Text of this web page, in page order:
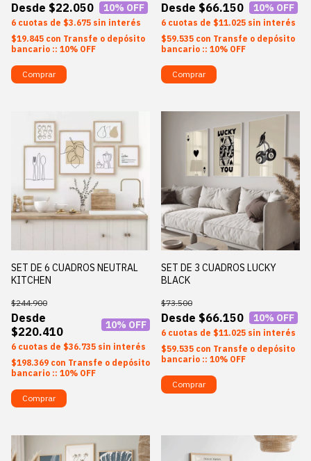
$22.050 10% OFF
6 $3.675 sin interés
$19.845 con Transfe o depósito
bancario :: 10% OFF
Comprar
$66.150 10% OFF
6 $11.025 sin interés
$59.535 con Transfe o depósito
bancario :: 10% OFF
Comprar
SET DE 6 CUADROS NEUTRAL
KITCHEN
$220.410
$244.900
10% OFF
6 $36.735 sin interés
$198.369 con Transfe o depósito
bancario :: 10% OFF
Comprar
SET DE 3 CUADROS LUCKY
BLACK
$66.150
$73.500
10% OFF
6 $11.025 sin interés
$59.535 con Transfe o depósito
bancario :: 10% OFF
Comprar